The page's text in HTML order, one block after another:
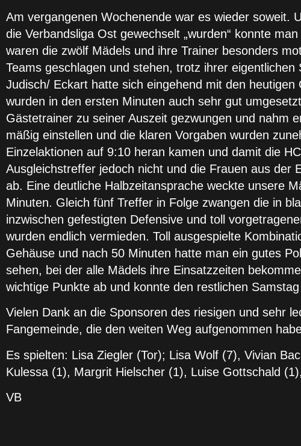
Am vergangenen Wochenende war es wieder soweit.
die Verbandsliga Ost gewechselt „wurden“ konnte
waren die zwölf Mädels und ihre Trainer besonders
Teams geschlagen und stehen, trotz ihrer
Judisch/ Eckart hatte sich eingehend mit den
wurden in den ersten Minuten auch sehr gut
Gästetrainer zu seiner Auszeit gezwungen und nahm
mäßig einstellen und die klaren Vorgaben wurden
Einzelaktionen auf 9:10 heran kamen und damit die
Ausgleichstreffer jedoch nicht und die Frauen aus der
ab. Eine deutliche Halbzeitansprache weckte unsere
Minuten. Gleich fünf Treffer in Folge zwangen die in
inzwischen gefestigten Defensive und toll
wurden endlich vermieden. Toll ausgespielte
Gehäuse und nach 50 Minuten hatte man ein gutes
sehen, bei der alle Mädels ihre Einsatzzeiten
wichtige Punkte ab und konnte den restlichen
Vielen Dank an die Sponsoren des riesigen und sehr
Fangemeinde, die den weiten Weg aufgenommen
Es spielten: Lisa Ziegler (Tor); Lisa Wolf (7), Vivian
Kulessa (1), Margrit Hielscher (1), Luise Gottschald
VB